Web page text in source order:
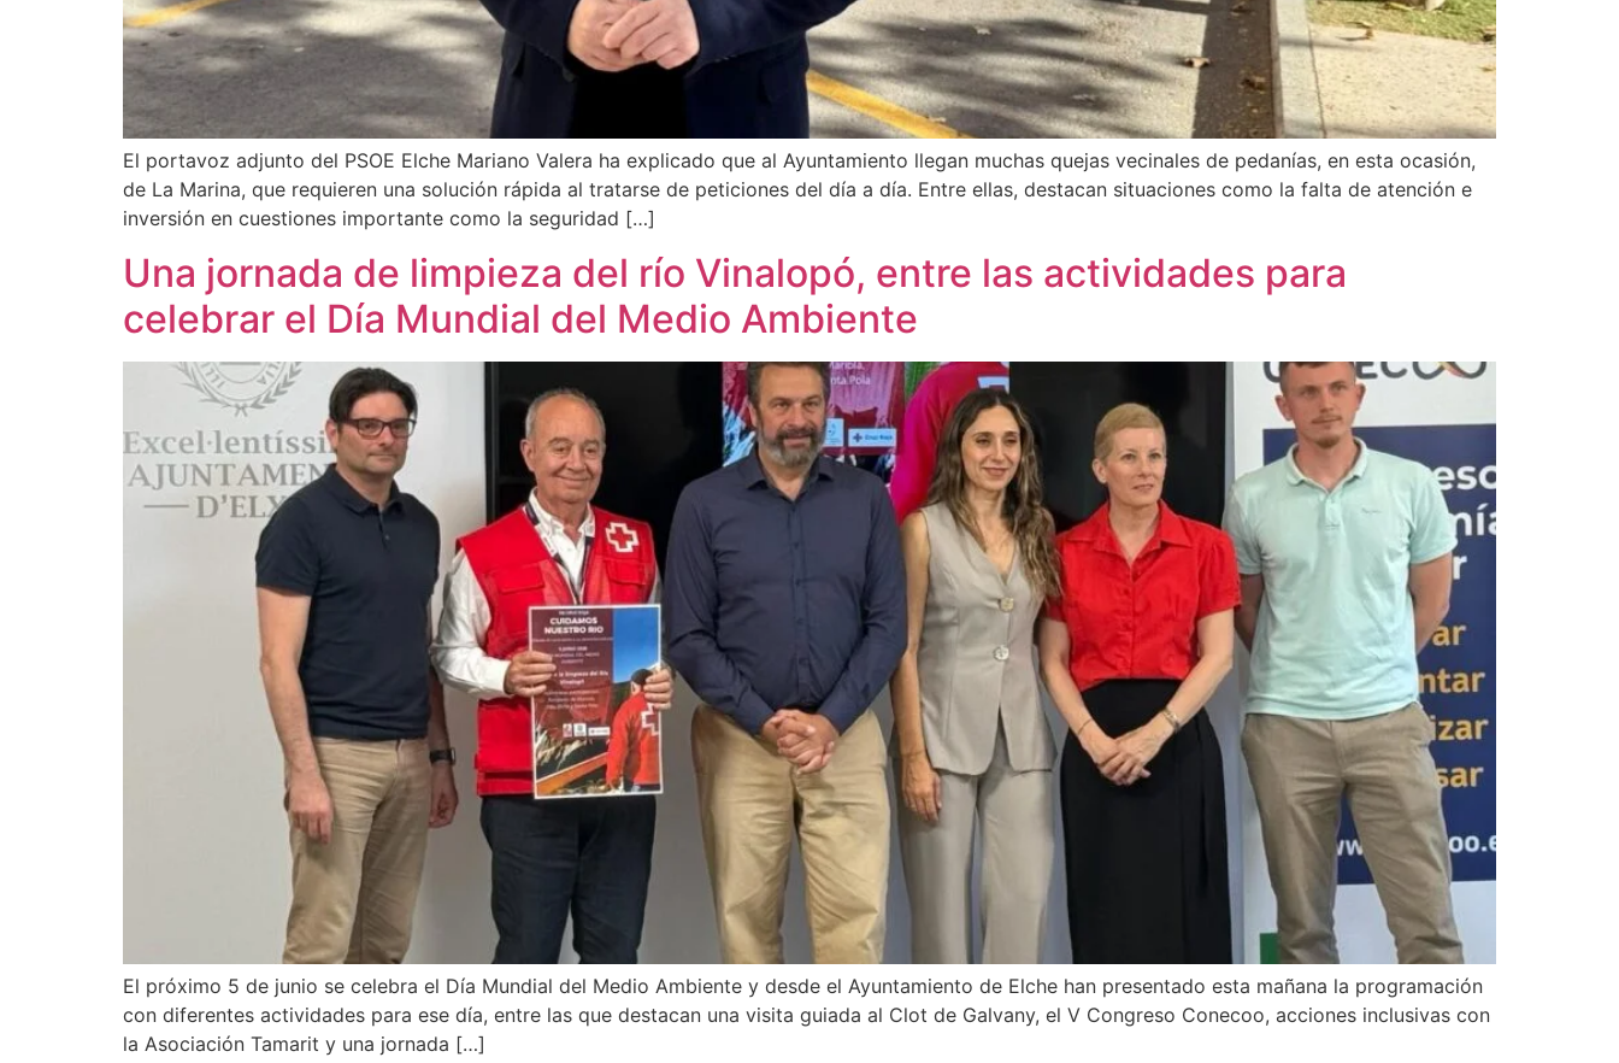
El portavoz adjunto del PSOE Elche Mariano Valera ha explicado que al Ayuntamiento llegan muchas quejas vecinales de pedanías, en esta ocasión,
de La Marina, que requieren una solución rápida al tratarse de peticiones del día a día. Entre ellas, destacan situaciones como la falta de atención e
inversión en cuestiones importante como la seguridad […]
Una jornada de limpieza del río Vinalopó, entre las actividades para
celebrar el Día Mundial del Medio Ambiente
El próximo 5 de junio se celebra el Día Mundial del Medio Ambiente y desde el Ayuntamiento de Elche han presentado esta mañana la programación
con diferentes actividades para ese día, entre las que destacan una visita guiada al Clot de Galvany, el V Congreso Conecoo, acciones inclusivas con
la Asociación Tamarit y una jornada […]